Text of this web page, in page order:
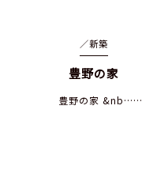
／新築
豊野の家
豊野の家 &nb……